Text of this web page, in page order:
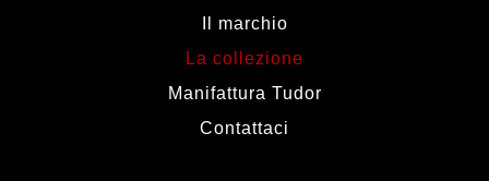
Il marchio
La collezione
Manifattura Tudor
Contattaci